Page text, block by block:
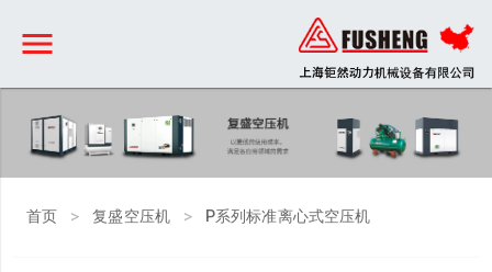
首页 > 复盛空压机 > P系列标准离心式空压机